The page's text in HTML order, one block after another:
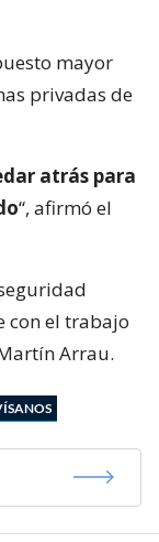
mayor
privadas de
atrás para
“, afirmó el
con el trabajo
Arrau.